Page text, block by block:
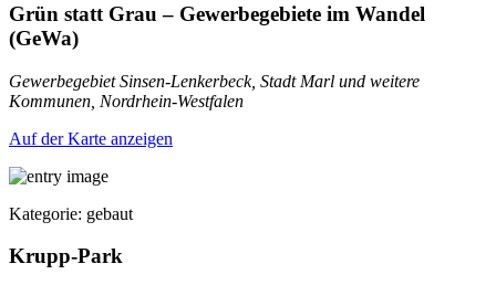
Grün statt Grau – Gewerbegebiete im Wandel
(GeWa)
Gewerbegebiet Sinsen-Lenkerbeck, Stadt Marl und weitere
Kommunen, Nordrhein-Westfalen
Auf der Karte anzeigen
Kategorie: gebaut
Krupp-Park